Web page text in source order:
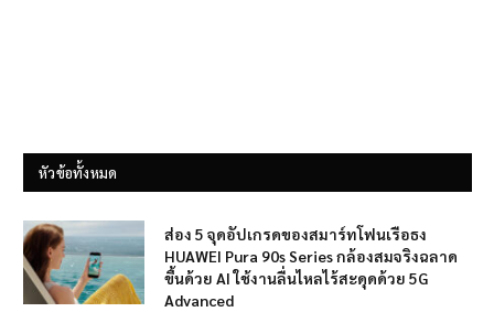
หัวข้อทั้งหมด
ส่อง 5 จุดอัปเกรดของสมาร์ทโฟนเรือธง
HUAWEI Pura 90s Series กล้องสมจริงฉลาด
ขึ้นด้วย AI ใช้งานลื่นไหลไร้สะดุดด้วย 5G
Advanced